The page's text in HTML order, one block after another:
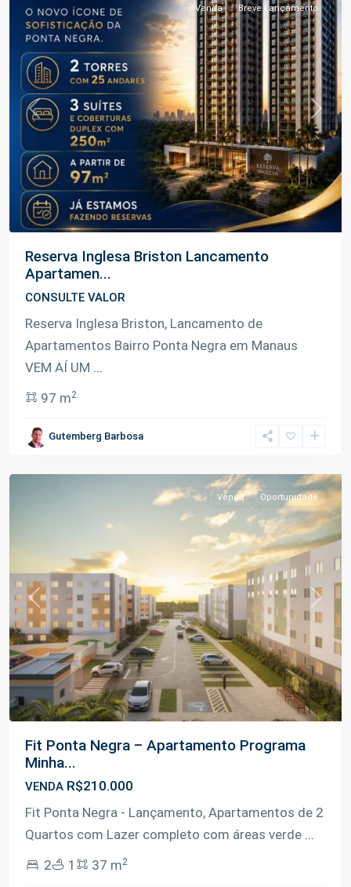
Previous Next
Venda Breve Lançamento
Reserva Inglesa Briston Lancamento
Apartamen...
CONSULTE VALOR
Reserva Inglesa Briston, Lancamento de
Apartamentos Bairro Ponta Negra em Manaus
VEM AÍ UM ...
97 m2
Gutemberg Barbosa
Negra,
Previous Next
Venda Oportunidade
Fit Ponta Negra – Apartamento Programa
Minha...
VENDA R$210.000
Fit Ponta Negra - Lançamento, Apartamentos de 2
Quartos com Lazer completo com áreas verde ...
2
1 37 m2